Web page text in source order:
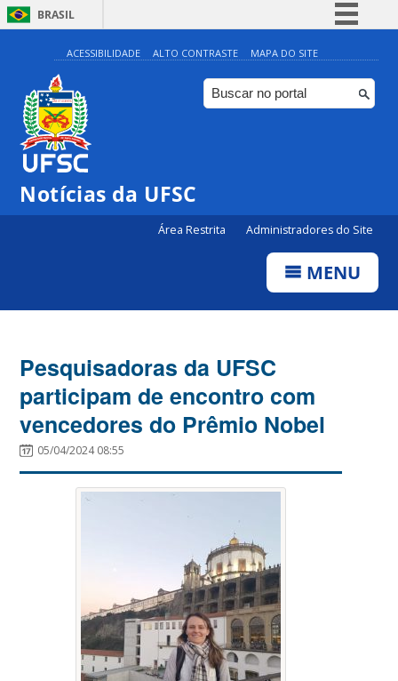
BRASIL
Simplifique!
Comunica BR
Participe
ACESSIBILIDADE ALTO CONTRASTE MAPA DO SITE
Notícias da UFSC
Área Restrita Administradores do Site
MENU
Pesquisadoras da UFSC
participam de encontro com
vencedores do Prêmio Nobel
05/04/2024 08:55